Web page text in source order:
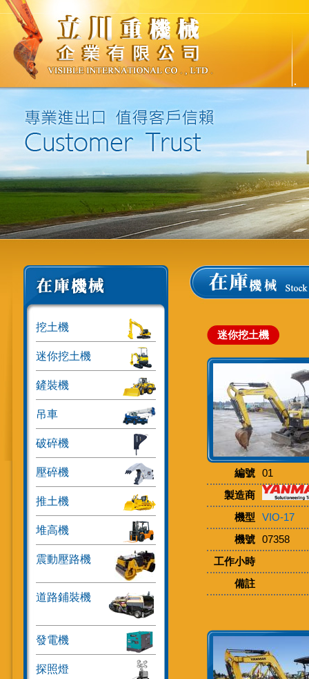
挖土機
迷你挖土機
鏟裝機
吊車
破碎機
壓碎機
推土機
堆高機
震動壓路機
道路鋪裝機
發電機
探照燈
迷你挖土機
編號
01
製造商
機型
VIO-17
機號
07358
工作小時
備註